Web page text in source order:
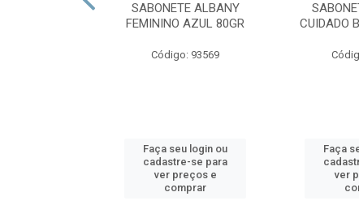
SABONETE ALBANY
FEMININO AZUL 80GR
Código: 93569
Faça seu login ou
cadastre-se para
ver preços e
comprar
CUIDADO
Faça
ver